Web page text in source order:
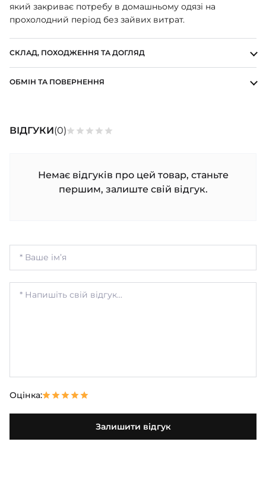
який закриває потребу в домашньому одязі на
прохолодний період без зайвих витрат.
СКЛАД, ПОХОДЖЕННЯ ТА ДОГЛЯД
ОБМІН ТА ПОВЕРНЕННЯ
ВІДГУКИ(0)
Немає відгуків про цей товар, станьте
першим, залиште свій відгук.
Оцінка:
Залишити відгук